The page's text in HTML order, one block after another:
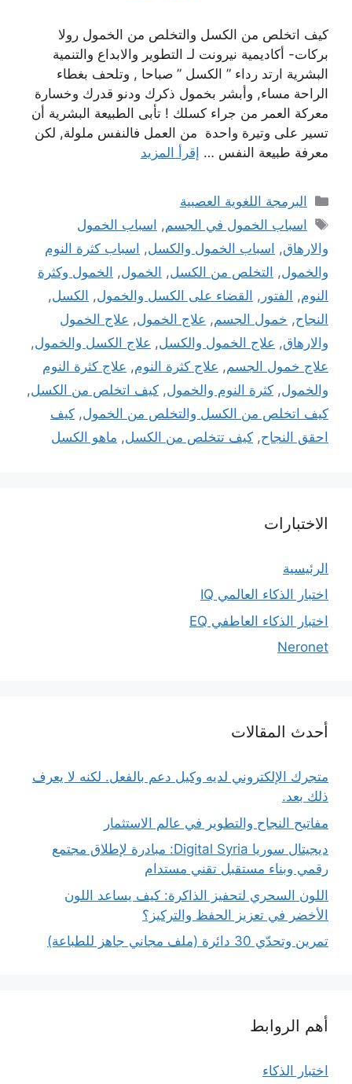
كيف اتخلص من الكسل والتخلص من الخمول رولا
بركات- أكاديمية نيرونت لـ التطوير والابداع والتنمية
البشرية ارتد رداء ” الكسل ” صباحا , وتلحف بغطاء
الراحة مساء, وأبشر بخمول ذكرك ودنو قدرك وخسارة
معركة العمر من جراء كسلك ! تأبى الطبيعة البشرية أن
تسير على وتيرة واحدة من العمل فالنفس ملولة, لكن
معرفة طبيعة النفس … إقرأ المزيد
التصنيفات
البرمجة اللغوية العصبية
الوسوم
اسباب الخمول في الجسم, اسباب الخمول
والارهاق, اسباب الخمول والكسل, اسباب كثرة النوم
والخمول, التخلص من الكسل, الخمول, الخمول وكثرة
النوم, الفتور , القضاء على الكسل والخمول, الكسل,
النجاح, خمول الجسم, علاج الخمول, علاج الخمول
والارهاق, علاج الخمول والكسل, علاج الكسل والخمول,
علاج خمول الجسم, علاج كثرة النوم, علاج كثرة النوم
والخمول, كثرة النوم والخمول, كيف اتخلص من الكسل,
كيف اتخلص من الكسل والتخلص من الخمول, كيف
احقق النجاح, كيف تتخلص من الكسل, ماهو الكسل
الاختبارات
الرئيسية
اختبار الذكاء العالمي IQ
اختبار الذكاء العاطفي EQ
Neronet
أحدث المقالات
متجرك الإلكتروني لديه وكيل دعم بالفعل. لكنه لا يعرف
ذلك بعد.
مفاتيح النجاح والتطوير في عالم الاستثمار
ديجيتال سوريا Digital Syria: مبادرة لإطلاق مجتمع
رقمي وبناء مستقبل تقني مستدام
اللون السحري لتحفيز الذاكرة: كيف يساعد اللون
الأخضر في تعزيز الحفظ والتركيز؟
تمرين وتحدّي 30 دائرة (ملف مجاني جاهز للطباعة)
أهم الروابط
اختبار الذكاء